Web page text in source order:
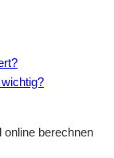
berechnen